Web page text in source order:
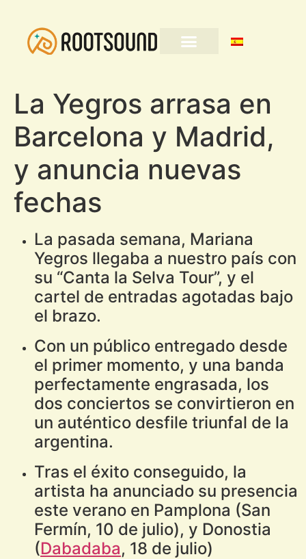
La Yegros arrasa en
Barcelona y Madrid,
y anuncia nuevas
fechas
La pasada semana, Mariana
Yegros llegaba a nuestro país con
su “Canta la Selva Tour”, y el
cartel de entradas agotadas bajo
el brazo.
Con un público entregado desde
el primer momento, y una banda
perfectamente engrasada, los
dos conciertos se convirtieron en
un auténtico desfile triunfal de la
argentina.
Tras el éxito conseguido, la
artista ha anunciado su presencia
este verano en Pamplona (San
Fermín, 10 de julio), y Donostia
(Dabadaba, 18 de julio)